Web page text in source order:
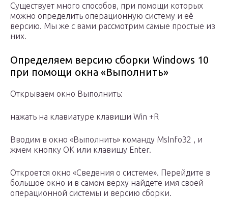
Существует много способов, при помощи которых
можно определить операционную систему и её
версию. Мы же с вами рассмотрим самые простые из
них.
Определяем версию сборки Windows 10
при помощи окна «Выполнить»
Открываем окно Выполнить:
нажать на клавиатуре клавиши Win +R
Вводим в окно «Выполнить» команду MsInfo32 , и
жмем кнопку ОК или клавишу Enter.
Откроется окно «Сведения о системе». Перейдите в
большое окно и в самом верху найдете имя своей
операционной системы и версию сборки.